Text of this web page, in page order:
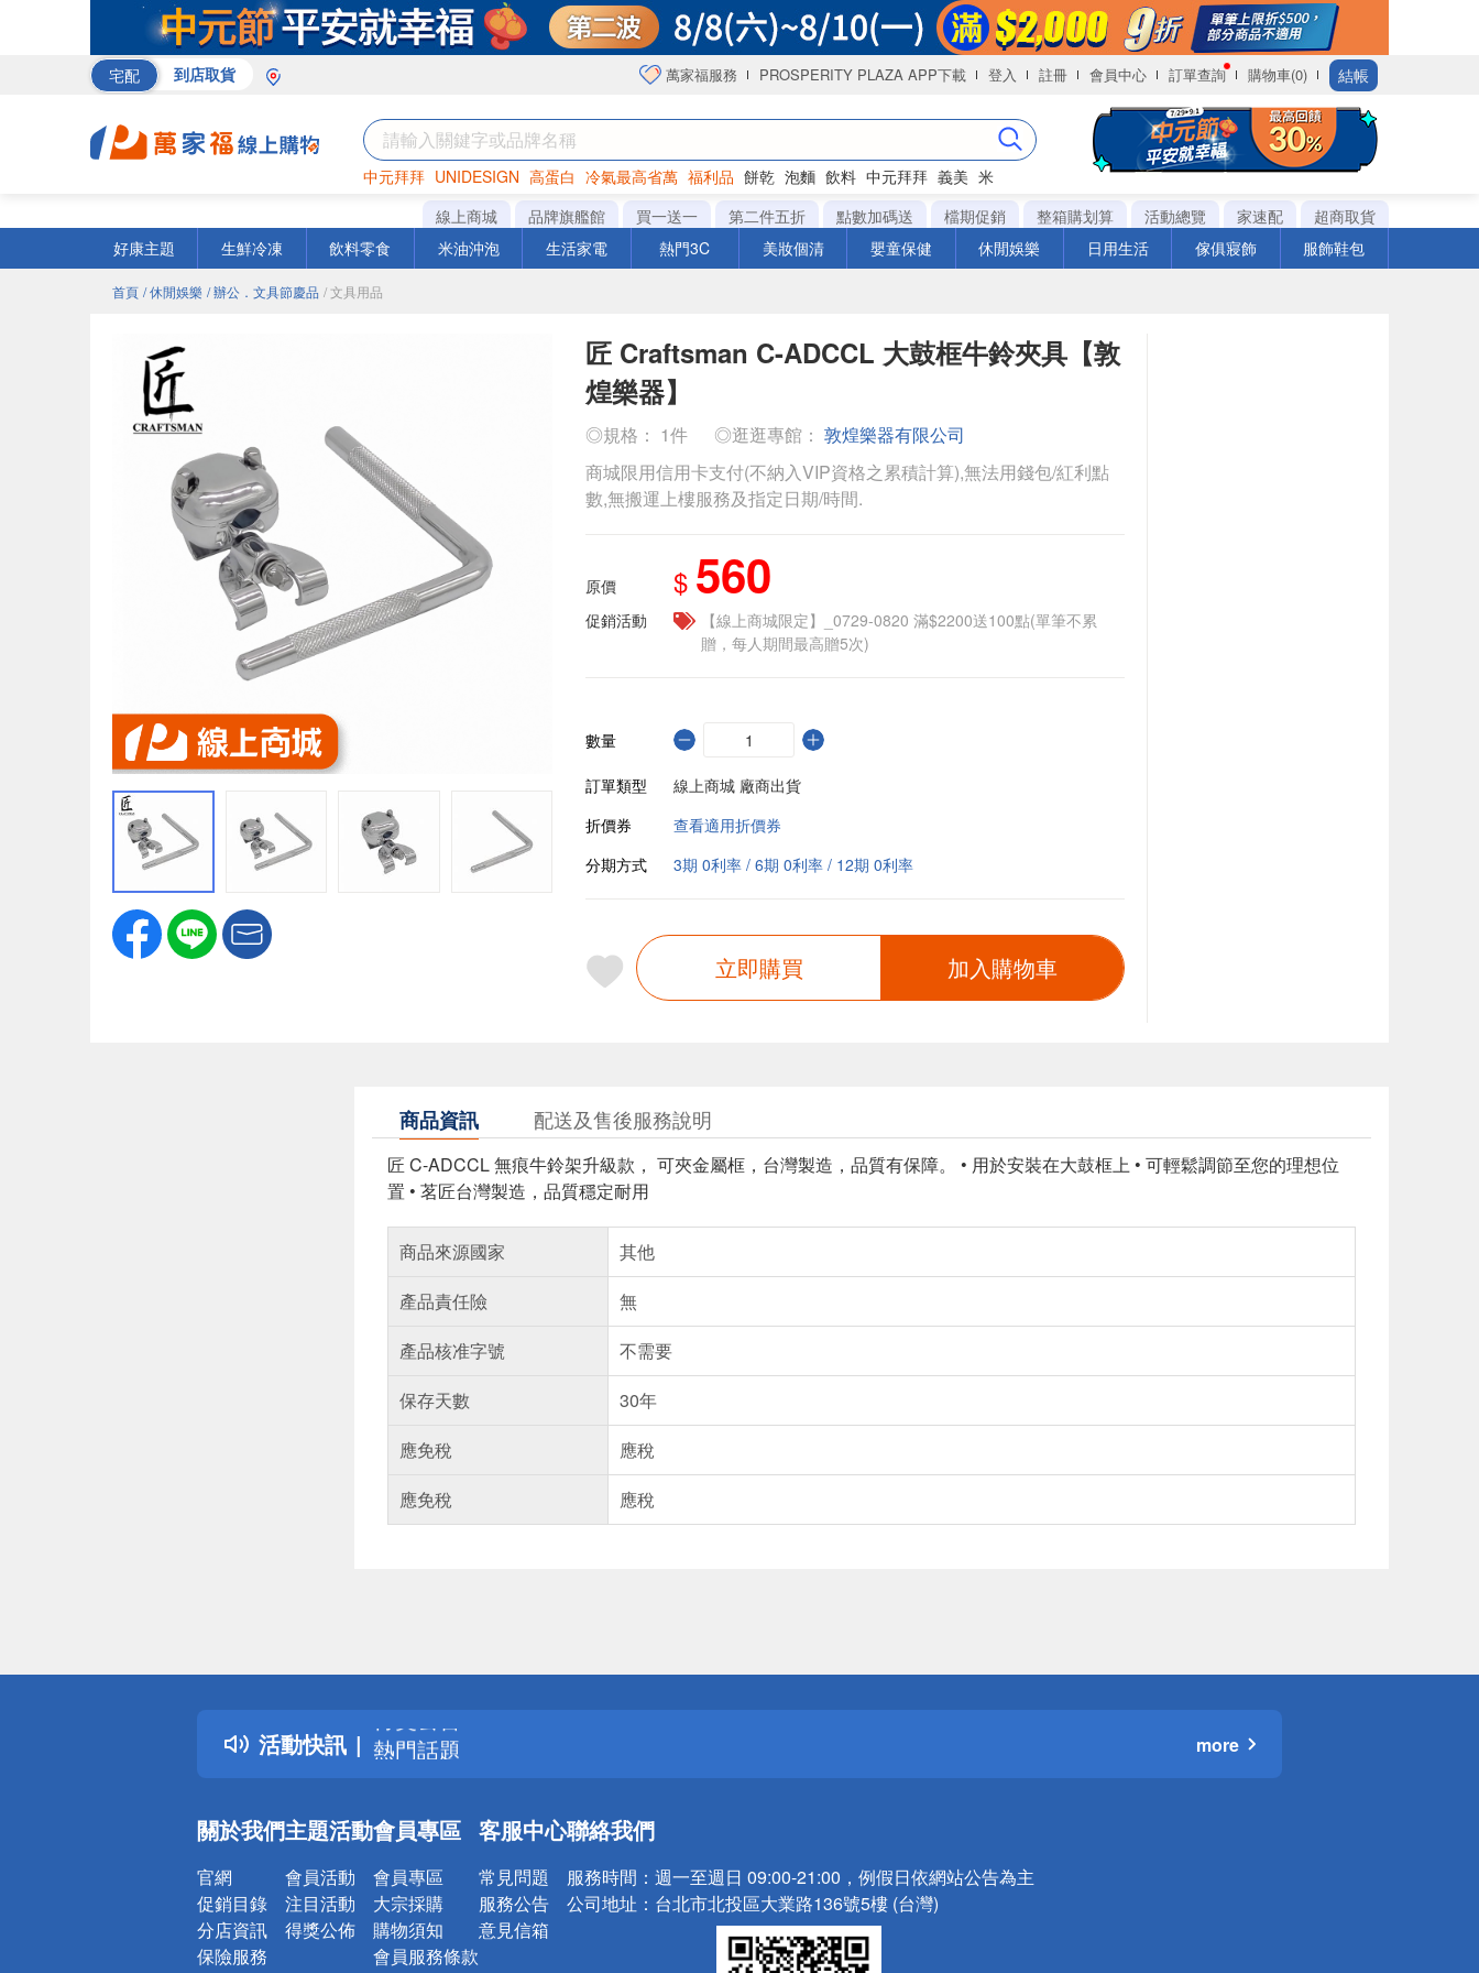
宅配 到店取貨 萬家福服務 PROSPERITY PLAZA APP下載 登入 註冊 會員中心 訂單查詢 購物車(0) 結帳
中元拜拜 UNIDESIGN 高蛋白 冷氣最高省萬 福利品 餅乾 泡麵 飲料 中元拜拜 義美 米
罐頭 海苔 洋芋片
線上商城 品牌旗艦館 買一送一 第二件五折 點數加碼送 檔期促銷 整箱購划算 活動總覽 家速配
超商取貨
好康主題
生鮮冷凍 飲料零食 米油沖泡 生活家電 熱門3C 美妝個清 嬰童保健 休閒娛樂 日用生活 傢俱寢飾 服飾鞋包
首頁 / 休閒娛樂 / 辦公．文具節慶品 / 文具用品
匠 Craftsman C-ADCCL 大鼓框牛鈴夾具【敦
煌樂器】
◎規格： 1件 ◎逛逛專館： 敦煌樂器有限公司
商城限用信用卡支付(不納入VIP資格之累積計算),無法用錢包/紅利點
數,無搬運上樓服務及指定日期/時間.
原價 $ 560
促銷活動
【線上商城限定】_0729-0820 滿$2200送100點(單筆不累
贈，每人期間最高贈5次)
數量
訂單類型
線上商城 廠商出貨
折價券
查看適用折價券
分期方式
3期 0利率 / 6期 0利率 / 12期 0利率
立即購買 加入購物車
商品資訊 配送及售後服務說明
匠 C-ADCCL 無痕牛鈴架升級款， 可夾金屬框，台灣製造，品質有保障。 • 用於安裝在大鼓框上 • 可輕鬆調節至您的理想位
置 • 茗匠台灣製造，品質穩定耐用
商品來源國家
其他
產品責任險
無
產品核准字號
不需要
保存天數
30年
應免稅
應稅
應免稅
應稅
活動快訊
詐騙網頁！請小心！
得獎公告
熱門話題
銀行優惠
詐騙網頁！請小心！
more
關於我們
官網
促銷目錄
分店資訊
保險服務
主題活動
會員活動
注目活動
得獎公佈
會員專區
會員專區
大宗採購
購物須知
會員服務條款
客服中心
常見問題
服務公告
意見信箱
聯絡我們
服務時間： 週一至週日 09:00-21:00，例假日依網站公告為主
公司地址： 台北市北投區大業路136號5樓 (台灣)